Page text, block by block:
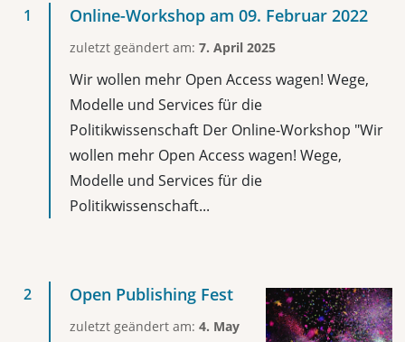
Online-Workshop am 09. Februar 2022
zuletzt geändert am: 7. April 2025
Wir wollen mehr Open Access wagen! Wege,
Modelle und Services für die
Politikwissenschaft Der Online-Workshop "Wir
wollen mehr Open Access wagen! Wege,
Modelle und Services für die
Politikwissenschaft...
Open Publishing Fest
zuletzt geändert am: 4. May